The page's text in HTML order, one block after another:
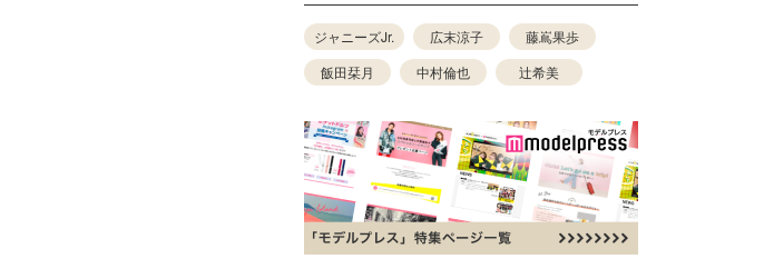
ジャニーズJr. 広末涼子
藤嶌果歩
飯田栞月
中村倫也 辻希美